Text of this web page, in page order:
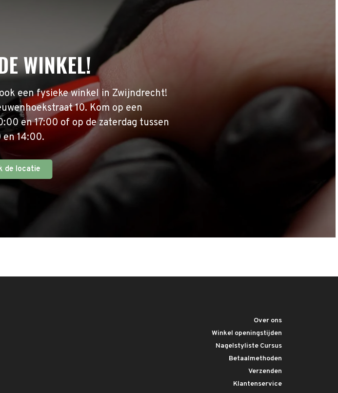
WINKEL!
een fysieke winkel in Zwijndrecht!
10. Kom op een
en 17:00 of op de zaterdag tussen
en 14:00.
de locatie
Over ons
Winkel openingstijden
Nagelstyliste Cursus
Betaalmethoden
Verzenden
Klantenservice